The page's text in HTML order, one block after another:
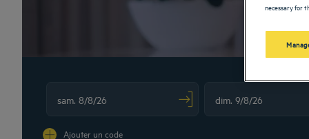
Ajouter un code
necessary for